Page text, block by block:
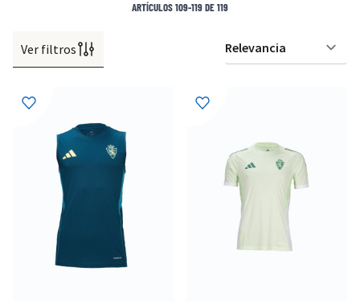
Ver filtros
ARTÍCULOS109-119DE119